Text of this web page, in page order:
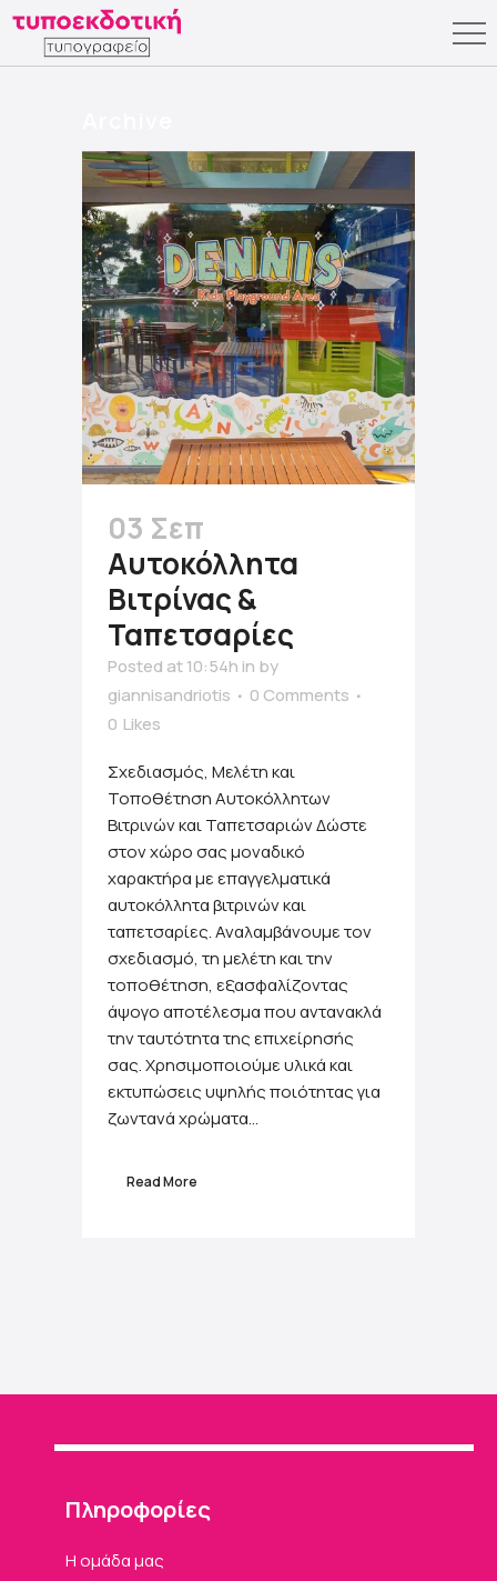
03 Σεπ
Αυτοκόλλητα
Βιτρίνας &
Ταπετσαρίες
Posted at 10:54h in by
giannisandriotis
0 Comments
0 Likes
Σχεδιασμός, Μελέτη και
Τοποθέτηση Αυτοκόλλητων
Βιτρινών και Ταπετσαριών Δώστε
στον χώρο σας μοναδικό
χαρακτήρα με επαγγελματικά
αυτοκόλλητα βιτρινών και
ταπετσαρίες. Αναλαμβάνουμε τον
σχεδιασμό, τη μελέτη και την
τοποθέτηση, εξασφαλίζοντας
άψογο αποτέλεσμα που αντανακλά
την ταυτότητα της επιχείρησής
σας. Χρησιμοποιούμε υλικά και
εκτυπώσεις υψηλής ποιότητας για
ζωντανά χρώματα...
Read More
Πληροφορίες
Η ομάδα μας